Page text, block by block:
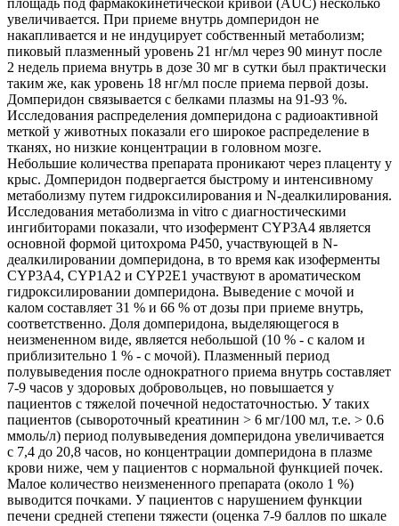
увеличивается. При приеме внутрь домперидон не
накапливается и не индуцирует собственный метаболизм;
пиковый плазменный уровень 21 нг/мл через 90 минут после
2 недель приема внутрь в дозе 30 мг в сутки был практически
таким же, как уровень 18 нг/мл после приема первой дозы.
Домперидон связывается с белками плазмы на 91-93 %.
Исследования распределения домперидона с радиоактивной
меткой у животных показали его широкое распределение в
тканях, но низкие концентрации в головном мозге.
Небольшие количества препарата проникают через плаценту у
крыс. Домперидон подвергается быстрому и интенсивному
метаболизму путем гидроксилирования и N-деалкилирования.
Исследования метаболизма in vitro с диагностическими
ингибиторами показали, что изофермент CYP3A4 является
основной формой цитохрома Р450, участвующей в N-
деалкилировании домперидона, в то время как изоферменты
CYP3A4, CYP1А2 и CYP2E1 участвуют в ароматическом
гидроксилировании домперидона. Выведение с мочой и
калом составляет 31 % и 66 % от дозы при приеме внутрь,
соответственно. Доля домперидона, выделяющегося в
неизмененном виде, является небольшой (10 % - с калом и
приблизительно 1 % - с мочой). Плазменный период
полувыведения после однократного приема внутрь составляет
7-9 часов у здоровых добровольцев, но повышается у
пациентов с тяжелой почечной недостаточностью. У таких
пациентов (сывороточный креатинин > 6 мг/100 мл, т.е. > 0.6
ммоль/л) период полувыведения домперидона увеличивается
с 7,4 до 20,8 часов, но концентрации домперидона в плазме
крови ниже, чем у пациентов с нормальной функцией почек.
Малое количество неизмененного препарата (около 1 %)
выводится почками. У пациентов с нарушением функции
печени средней степени тяжести (оценка 7-9 баллов по шкале